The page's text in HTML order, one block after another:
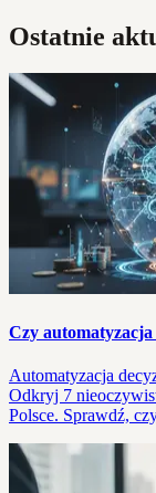
Ostatnie
Czy
Automatyzacja
Odkryj 7
Polsce. Sprawdź,